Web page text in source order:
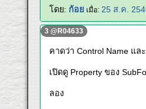
โดย: ก้อย เมื่อ: 25 ส.ค.
3 @R04633
คาดว่า Control Name แ
เปิดดู Property ของ
ลอง